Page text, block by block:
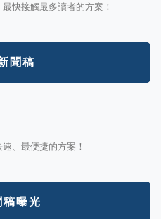
快接觸最多讀者的方案！
聞稿
、最便捷的方案！
曝光